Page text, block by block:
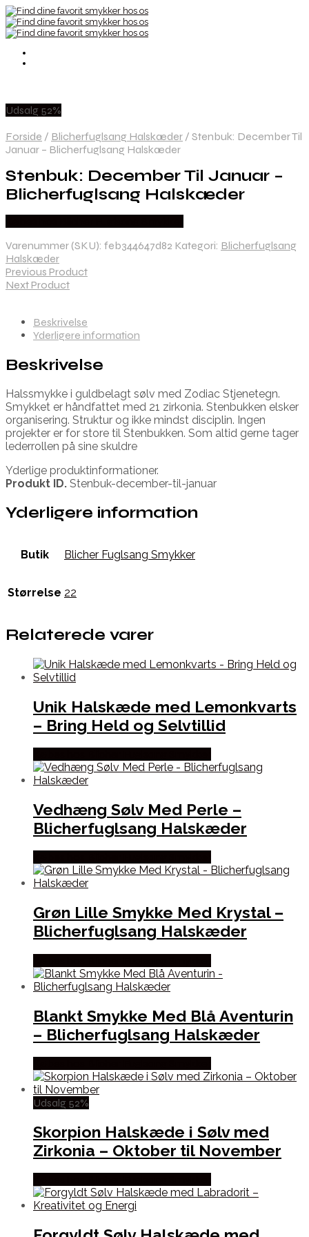
Udsalg 52%
Forside / Blicherfuglsang Halskæder / Stenbuk: December Til
Januar – Blicherfuglsang Halskæder
Stenbuk: December Til Januar –
Blicherfuglsang Halskæder
Varenummer (SKU): feb344647d82 Kategori: Blicherfuglsang
Halskæder
Previous Product
Next Product
Beskrivelse
Yderligere information
Beskrivelse
Halssmykke i guldbelagt sølv med Zodiac Stjenetegn.
Smykket er håndfattet med 21 zirkonia. Stenbukken elsker
organisering. Struktur og ikke mindst disciplin. Ingen
projekter er for store til Stenbukken. Som altid gerne tager
lederrollen på sine skuldre
Yderlige produktinformationer.
Produkt ID. Stenbuk-december-til-januar
Yderligere information
Butik Blicher Fuglsang Smykker
Størrelse 22
Relaterede varer
Unik Halskæde med Lemonkvarts
– Bring Held og Selvtillid
Vedhæng Sølv Med Perle –
Blicherfuglsang Halskæder
Grøn Lille Smykke Med Krystal –
Blicherfuglsang Halskæder
Blankt Smykke Med Blå Aventurin
– Blicherfuglsang Halskæder
Udsalg 52%
Skorpion Halskæde i Sølv med
Zirkonia – Oktober til November